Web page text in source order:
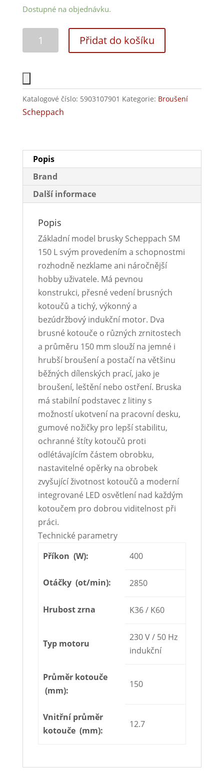
Dostupné na objednávku.
Přidat do košíku
Katalogové číslo: 5903107901 Kategorie: Broušení
Scheppach
Popis
Brand
Další informace
Popis
Základní model brusky Scheppach SM
150 L svým provedením a schopnostmi
rozhodně nezklame ani náročnější
hobby uživatele. Má pevnou
konstrukci, přesné vedení brusných
kotoučů a tichý, výkonný a
bezúdržbový indukční motor. Dva
brusné kotouče o různých zrnitostech
a průměru 150 mm slouží na jemné i
hrubší broušení a postačí na většinu
běžných dílenských prací, jako je
broušení, leštění nebo ostření. Bruska
má stabilní podstavec z litiny s
možností ukotvení na pracovní desku,
gumové nožičky pro lepší stabilitu,
ochranné štíty kotoučů proti
odlétávajícím částem obrobku,
nastavitelné opěrky na obrobek
zvyšující životnost kotoučů a moderní
integrované LED osvětlení nad každým
kotoučem pro dobrou viditelnost při
práci.
Technické parametry
Příkon (W):
400
Otáčky (ot/min): 2850
Hrubost zrna K36 / K60
Typ motoru
230 V / 50 Hz
indukční
Průměr kotouče
(mm):
150
Vnitřní průměr
kotouče (mm):
12.7